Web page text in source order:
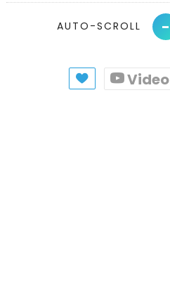
AUTO-SCROLL -
Video